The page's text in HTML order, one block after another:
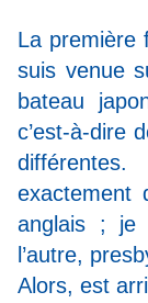
La première
suis venue
bateau
c’est-à-dire
exactement
anglais ; je
l’autre,
Alors, est